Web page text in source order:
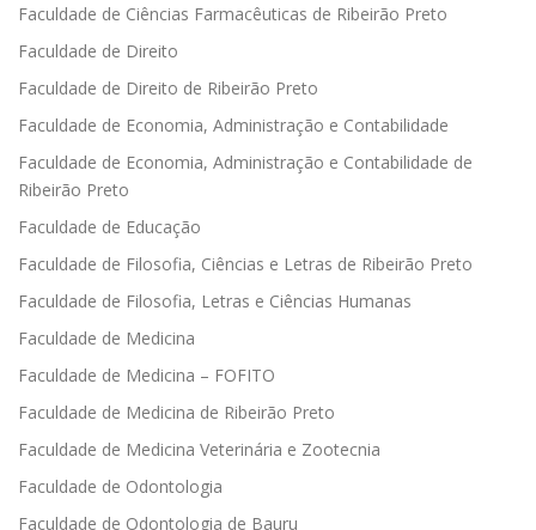
Faculdade de Ciências Farmacêuticas de Ribeirão Preto
Faculdade de Direito
Faculdade de Direito de Ribeirão Preto
Faculdade de Economia, Administração e Contabilidade
Faculdade de Economia, Administração e Contabilidade de
Ribeirão Preto
Faculdade de Educação
Faculdade de Filosofia, Ciências e Letras de Ribeirão Preto
Faculdade de Filosofia, Letras e Ciências Humanas
Faculdade de Medicina
Faculdade de Medicina – FOFITO
Faculdade de Medicina de Ribeirão Preto
Faculdade de Medicina Veterinária e Zootecnia
Faculdade de Odontologia
Faculdade de Odontologia de Bauru